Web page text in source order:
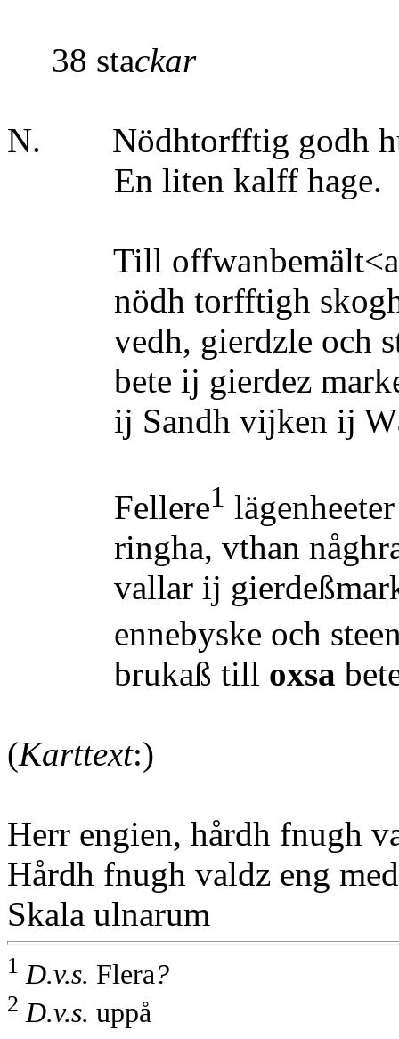
38 stackar
N. Nödhtorfftig godh
En liten kalff hage.
Till offwanbemält<a>
nödh torfftigh
vedh, gierdzle och
bete ij gierdez
ij Sandh vijken ij
Fellere1
ringha, vthan någhra
vallar ij
ennebyske och steen
brukaß till oxsa
(Karttext:)
Herr engien, hårdh fnugh
Hårdh fnugh valdz eng
Skala ulnarum
1 D.v.s. Flera?
2 D.v.s. uppå